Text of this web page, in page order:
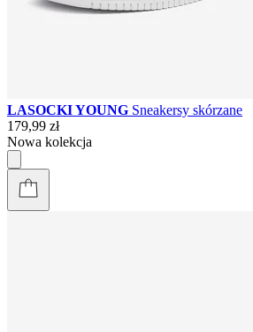
LASOCKI YOUNG Sneakersy skórzane
179,99 zł
Nowa kolekcja